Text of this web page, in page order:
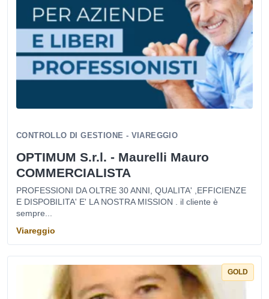
CONTROLLO DI GESTIONE - VIAREGGIO
OPTIMUM S.r.l. - Maurelli Mauro
COMMERCIALISTA
PROFESSIONI DA OLTRE 30 ANNI, QUALITA' ,EFFICIENZE
E DISPOBILITA' E' LA NOSTRA MISSION . il cliente è
sempre...
Viareggio
GOLD